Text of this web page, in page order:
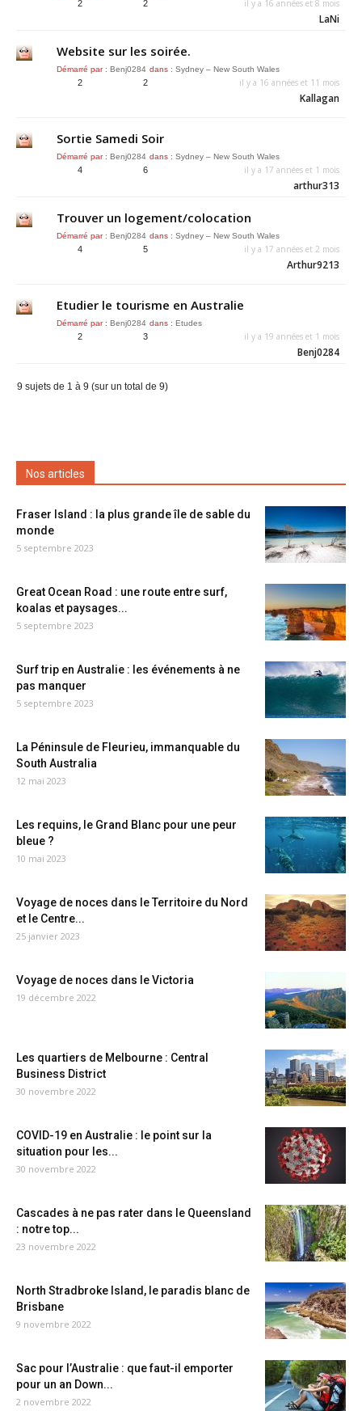
2 2 il y a 16 années et 8 mois
LaNi
Website sur les soirée.
Démarré par : Benj0284 dans : Sydney – New South Wales
2 2 il y a 16 années et 11 mois
Kallagan
Sortie Samedi Soir
Démarré par : Benj0284 dans : Sydney – New South Wales
4 6 il y a 17 années et 1 mois
arthur313
Trouver un logement/colocation
Démarré par : Benj0284 dans : Sydney – New South Wales
4 5 il y a 17 années et 2 mois
Arthur9213
Etudier le tourisme en Australie
Démarré par : Benj0284 dans : Etudes
2 3 il y a 19 années et 1 mois
Benj0284
9 sujets de 1 à 9 (sur un total de 9)
Nos articles
Fraser Island : la plus grande île de sable du
monde
5 septembre 2023
Great Ocean Road : une route entre surf,
koalas et paysages...
5 septembre 2023
Surf trip en Australie : les événements à ne
pas manquer
5 septembre 2023
La Péninsule de Fleurieu, immanquable du
South Australia
12 mai 2023
Les requins, le Grand Blanc pour une peur
bleue ?
10 mai 2023
Voyage de noces dans le Territoire du Nord
et le Centre...
25 janvier 2023
Voyage de noces dans le Victoria
19 décembre 2022
Les quartiers de Melbourne : Central
Business District
30 novembre 2022
COVID-19 en Australie : le point sur la
situation pour les...
30 novembre 2022
Cascades à ne pas rater dans le Queensland
: notre top...
23 novembre 2022
North Stradbroke Island, le paradis blanc de
Brisbane
9 novembre 2022
Sac pour l’Australie : que faut-il emporter
pour un an Down...
2 novembre 2022